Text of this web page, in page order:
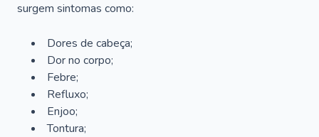
surgem sintomas como:
Dores de cabeça;
Dor no corpo;
Febre;
Refluxo;
Enjoo;
Tontura;